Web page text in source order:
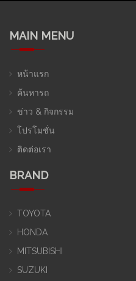
MAIN MENU
หน้าแรก
ค้นหารถ
ข่าว & กิจกรรม
โปรโมชั่น
ติดต่อเรา
BRAND
TOYOTA
HONDA
MITSUBISHI
SUZUKI